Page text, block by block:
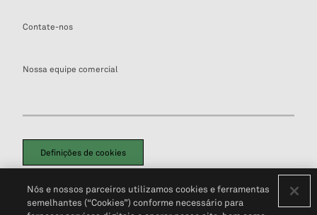
Contate-nos
Nossa equipe comercial
Definições de cookies
Política de PrivacidadePortal de privacidade do cliente (em inglês)
Não Venda Minhas Informações Pessoais© 2026 S&P Global
Nós e nossos parceiros utilizamos cookies e ferramentas
semelhantes (“Cookies”) conforme necessário para